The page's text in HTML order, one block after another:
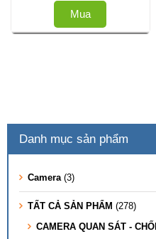
Mua
Danh mục sản phẩm
Camera (3)
TẤT CẢ SẢN PHẨM (278)
CAMERA QUAN SÁT -